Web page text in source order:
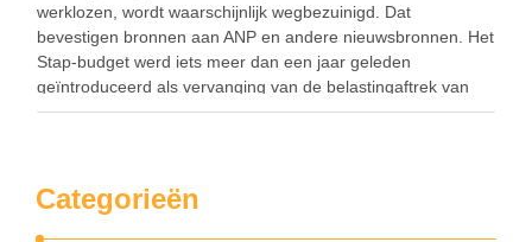
werklozen, wordt waarschijnlijk wegbezuinigd. Dat
bevestigen bronnen aan ANP en andere nieuwsbronnen. Het
Stap-budget werd iets meer dan een jaar geleden
geïntroduceerd als vervanging van de belastingaftrek van
scholingskosten. Het was eigenlijk een scholingssubsidie van
Categorieën